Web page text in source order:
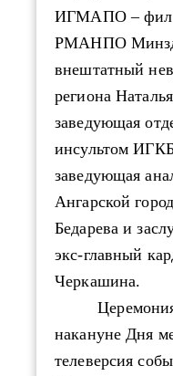
ИГМАПО –
РМАНПО
внештатный
региона
заведующая
инсультом
заведующая
Ангарской
Бедарева и
экс-главный
Черкашина.
накануне Дня
телеверсия